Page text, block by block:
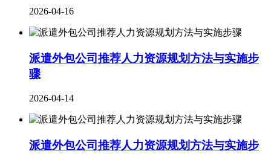
2026-04-16
派遣外包公司推荐人力资源规划方法与实施步
骤
2026-04-14
派遣外包公司推荐人力资源规划方法与实施步